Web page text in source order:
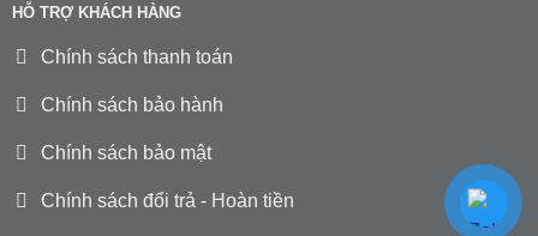
HỖ TRỢ KHÁCH HÀNG
Chính sách thanh toán
Chính sách bảo hành
Chính sách bảo mật
Chính sách đổi trả - Hoàn tiền